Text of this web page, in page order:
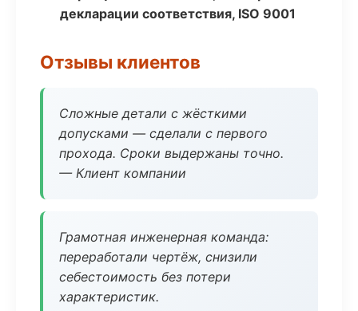
декларации соответствия, ISO 9001
Отзывы клиентов
Сложные детали с жёсткими
допусками — сделали с первого
прохода. Сроки выдержаны точно.
— Клиент компании
Грамотная инженерная команда:
переработали чертёж, снизили
себестоимость без потери
характеристик.